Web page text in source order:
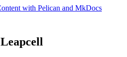
with Pelican and MkDocs